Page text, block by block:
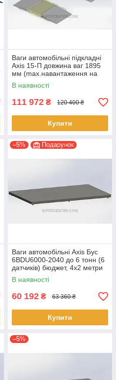
Ваги автомобільні підкладні
Axis 15-П довжина ваг 1895
мм (max.навантаження на
вісь 15тонн)
В наявності
111 972 ₴ 120 400 ₴
Купити
–5% Подарунок
Ваги автомобільні Axis Бус
6BDU6000-2040 до 6 тонн (6
датчиків) бюджет, 4х2 метри
В наявності
60 192 ₴ 63 360 ₴
Купити
–5%